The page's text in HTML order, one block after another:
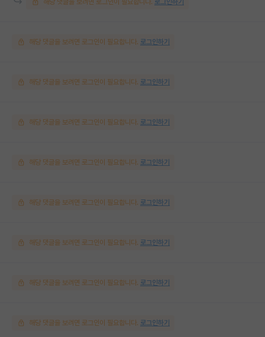
해당 댓글을 보려면 로그인이 필요합니다. 로그인하기
해당 댓글을 보려면 로그인이 필요합니다. 로그인하기
해당 댓글을 보려면 로그인이 필요합니다. 로그인하기
해당 댓글을 보려면 로그인이 필요합니다. 로그인하기
해당 댓글을 보려면 로그인이 필요합니다. 로그인하기
해당 댓글을 보려면 로그인이 필요합니다. 로그인하기
해당 댓글을 보려면 로그인이 필요합니다. 로그인하기
해당 댓글을 보려면 로그인이 필요합니다. 로그인하기
해당 댓글을 보려면 로그인이 필요합니다. 로그인하기